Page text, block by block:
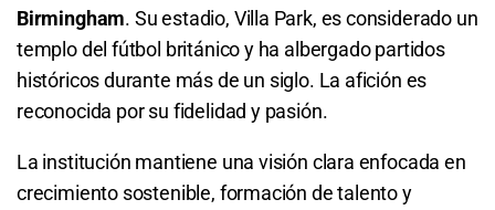
Total de Tarjetas - Menos de 0.5
9.00 S/ 90 S/ 80
1.29 S/ 12,90 S/ 2,90
1.23 S/ 12,30 S/ 2,30
Total de Goles - Más de 6.5
Total de Goles - Menos de 6.5
Birmingham. Su estadio, Villa Park, es considerado un
templo del fútbol británico y ha albergado partidos
históricos durante más de un siglo. La afición es
reconocida por su fidelidad y pasión.
La institución mantiene una visión clara enfocada en
crecimiento sostenible, formación de talento y